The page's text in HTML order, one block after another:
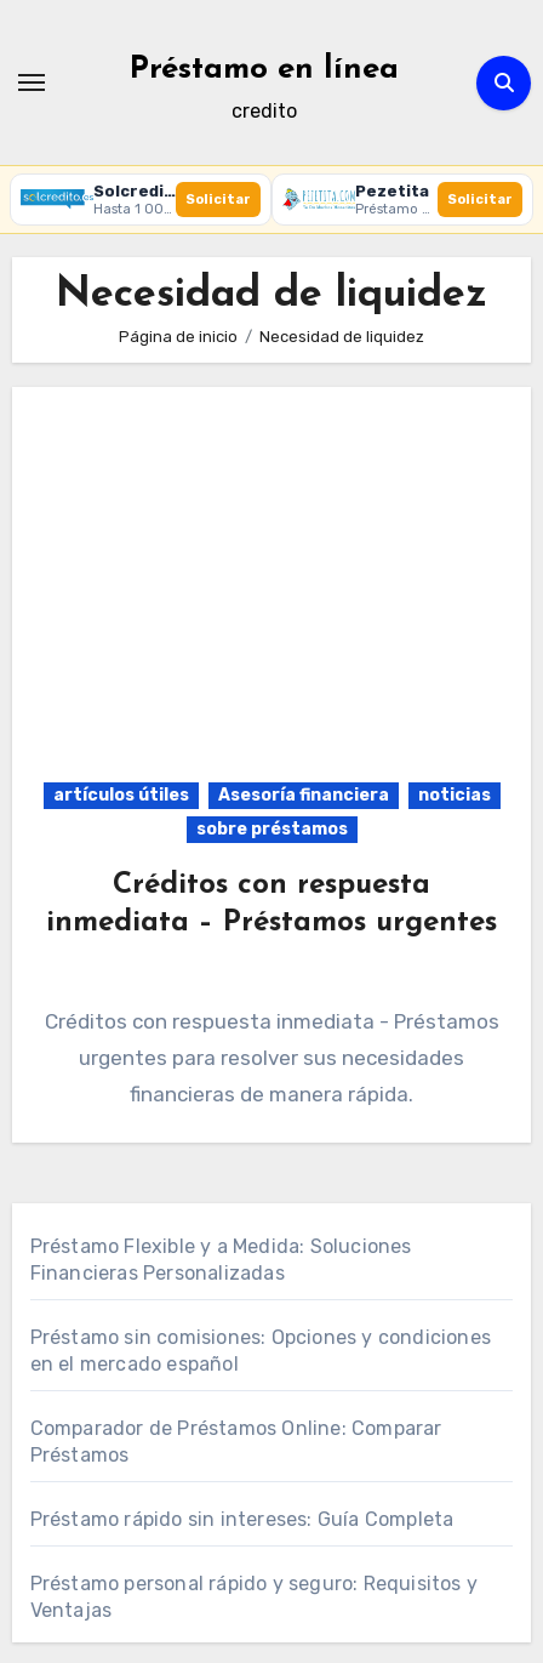
contenido
Préstamo en línea
credito
Solcredito
Hasta 1 000 € · 30 días · 100% online
Solicitar Pezetita
Préstamo online · Aprobación rápida
Solicitar
Necesidad de liquidez
Página de inicio Necesidad de liquidez
artículos útiles Asesoría financiera
noticias
sobre préstamos
Créditos con respuesta
inmediata – Préstamos urgentes
Créditos con respuesta inmediata - Préstamos
urgentes para resolver sus necesidades
financieras de manera rápida.
Préstamo Flexible y a Medida: Soluciones
Financieras Personalizadas
Préstamo sin comisiones: Opciones y condiciones
en el mercado español
Comparador de Préstamos Online: Comparar
Préstamos
Préstamo rápido sin intereses: Guía Completa
Préstamo personal rápido y seguro: Requisitos y
Ventajas